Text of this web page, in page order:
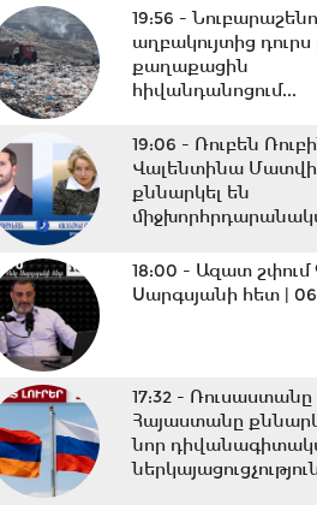
19:56 -
աղբակույտից
քաղաքացին
հիվանդանոցում...
19:06 - Ռուբեն
Վալենտինա
քննարկել են
18:00 - Ազատ շփում
Սարգսյանի հետ |
17:32 - Ռուսաստանը
Հայաստանը
նոր